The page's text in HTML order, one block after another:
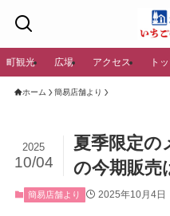
町観光 広場 アクセス ト
ホーム 簡易店舗より
夏季限定の
の今期販売
2025
10/04
簡易店舗より 2025年10月4日